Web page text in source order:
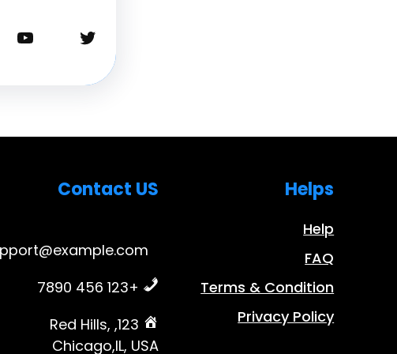
تويتر
يوتيوب
Helps
Help
FAQ
Terms & Condition
Privacy Policy
Contact US
+123 456 7890
123, Red Hills,
Chicago,IL, USA